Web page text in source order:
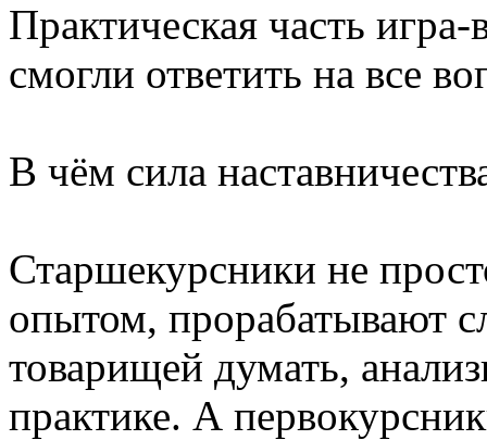
Практическая часть
смогли ответить на все
В чём сила
Старшекурсники не
опытом, прорабатывают
товарищей думать,
практике. А